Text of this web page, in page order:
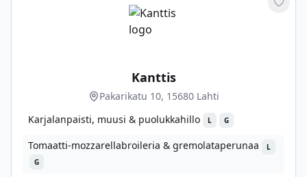
Kanttis
Pakarikatu 10, 15680 Lahti
Karjalanpaisti, muusi & puolukkahillo
L G
Tomaatti-mozzarellabroileria & gremolataperunaa
L
G